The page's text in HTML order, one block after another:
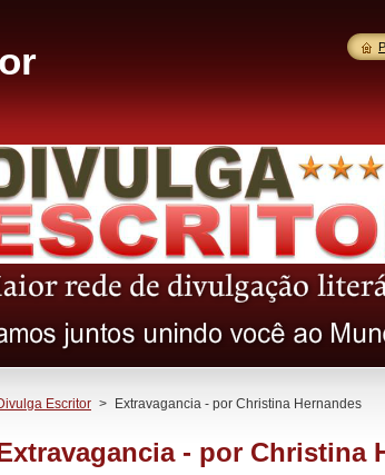
Escritor > Extravagancia - por Christina Hernandes
- por Christina